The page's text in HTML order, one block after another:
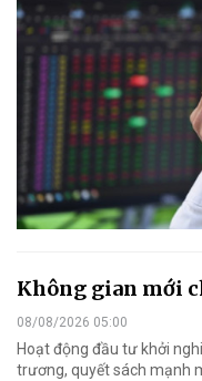
Không gian mới
08/08/2026 05:00
Hoạt động đầu tư khởi
trương, quyết sách mạnh